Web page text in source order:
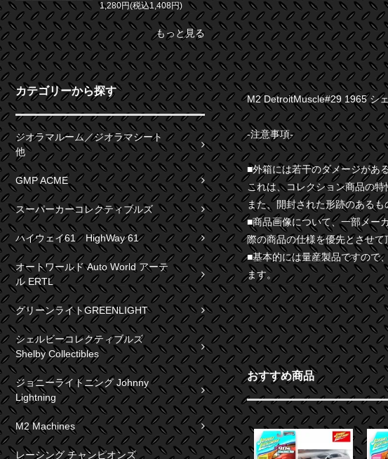
1,280円(税込1,408円)
もっと見る
カテゴリーから探す
ジオラマルーム／ジオラマシート
他
GMP ACME
スーパーカーコレクティブルズ
ハイウェイ61 HighWay 61
オートワールド Auto World アーテ
ル ERTL
グリーンライトGREENLIGHT
シェルビーコレクティブルズ
Shelby Collectibles
ジョニーライトニング Johnny
Lightning
M2 Machines
レーシング チャンピオンズ
M2 DetroitMuscle#29 1965 シ
-注意事項-
■外箱には若干のダメージがあ
これは、コレクション商品の
また、開封された形跡のある
■商品画像について、一部メー
際の商品の仕様を優先とさせて
■基本的には量産製品ですので
ます。
おすすめ商品